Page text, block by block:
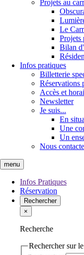
Projets au
Le
Projets
Bilan
Infos pratiques
Billetterie
Réservations
Accès et
Newsletter
Je suis...
En
Une
Un
Nous
menu
Infos Pratiques
Réservation
Rechercher
×
Recherche
Rechercher sur